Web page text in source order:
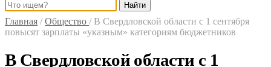
Найти
Главная / Общество / В Свердловской области с 1 сентября
повысят зарплаты «указным» категориям бюджетников
В Свердловской области с 1